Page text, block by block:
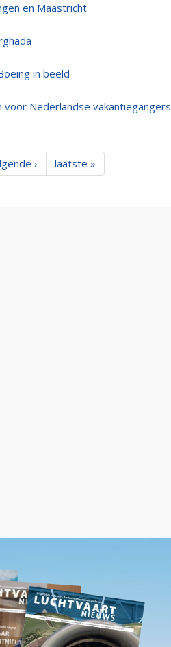
en Maastricht
in beeld
Nederlandse vakantiegangers
› laatste »